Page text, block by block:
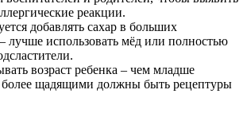
реакции.
добавлять сахар в больших
лучше использовать мёд или полностью
возраст ребенка – чем младше
более щадящими должны быть рецептуры